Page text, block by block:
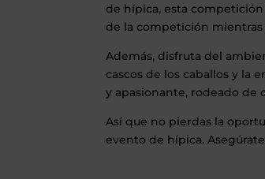
de hípica, esta
de la competición mientras
Además, disfruta del
cascos de los caballos y la
y apasionante, rodeado de
Así que no pierdas la
evento de hípica.